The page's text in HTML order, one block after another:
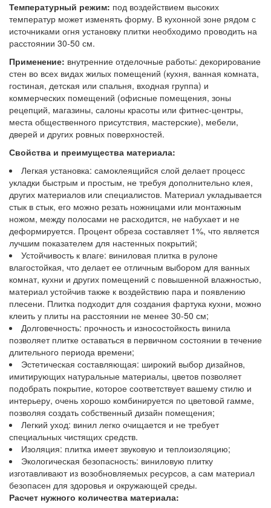
Температурный режим: под воздействием высоких
температур может изменять форму. В кухонной зоне рядом с
источниками огня установку плитки необходимо проводить на
расстоянии 30-50 см.
Применение: внутренние отделочные работы: декорирование
стен во всех видах жилых помещений (кухня, ванная комната,
гостиная, детская или спальня, входная группа) и
коммерческих помещений (офисные помещения, зоны
рецепций, магазины, салоны красоты или фитнес-центры,
места общественного присутствия, мастерские), мебели,
дверей и других ровных поверхностей.
Свойства и преимущества материала:
Легкая установка: самоклеящийся слой делает процесс
укладки быстрым и простым, не требуя дополнительно клея,
других материалов или специалистов. Материал укладывается
стык в стык, его можно резать ножницами или монтажным
ножом, между полосами не расходится, не набухает и не
деформируется. Процент обреза составляет 1%, что является
лучшим показателем для настенных покрытий;
Устойчивость к влаге: виниловая плитка в рулоне
влагостойкая, что делает ее отличным выбором для ванных
комнат, кухни и других помещений с повышенной влажностью,
материал устойчив также к воздействию пара и появлению
плесени. Плитка подходит для создания фартука кухни, можно
клеить у плиты на расстоянии не менее 30-50 см;
Долговечность: прочность и износостойкость винила
позволяет плитке оставаться в первичном состоянии в течение
длительного периода времени;
Эстетическая составляющая: широкий выбор дизайнов,
имитирующих натуральные материалы, цветов позволяет
подобрать покрытие, которое соответствует вашему стилю и
интерьеру, очень хорошо комбинируется по цветовой гамме,
позволяя создать собственный дизайн помещения;
Легкий уход: винил легко очищается и не требует
специальных чистящих средств.
Изоляция: плитка имеет звуковую и теплоизоляцию;
Экологическая безопасность: виниловую плитку
изготавливают из возобновляемых ресурсов, а сам материал
безопасен для здоровья и окружающей среды.
Расчет нужного количества материала: